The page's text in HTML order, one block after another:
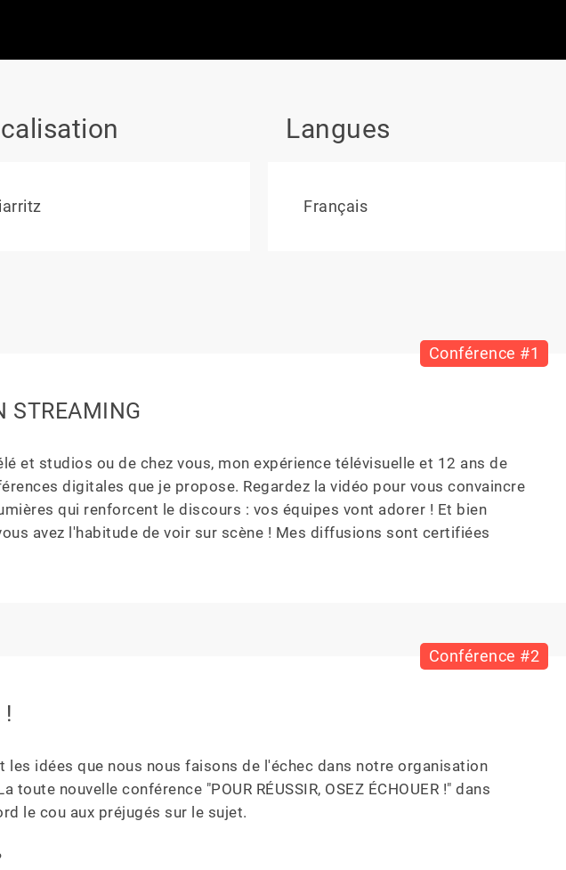
Langues
Français
Conférence #1
STREAMING
et studios ou de chez vous, mon expérience télévisuelle et 12 ans de
digitales que je propose. Regardez la vidéo pour vous convaincre
qui renforcent le discours : vos équipes vont adorer ! Et bien
avez l'habitude de voir sur scène ! Mes diffusions sont certifiées
Conférence #2
!
idées que nous nous faisons de l'échec dans notre organisation
nouvelle conférence "POUR RÉUSSIR, OSEZ ÉCHOUER !" dans
le cou aux préjugés sur le sujet.